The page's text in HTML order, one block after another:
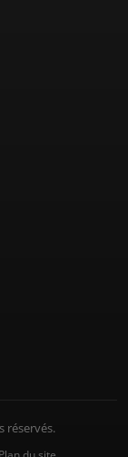
réservés.